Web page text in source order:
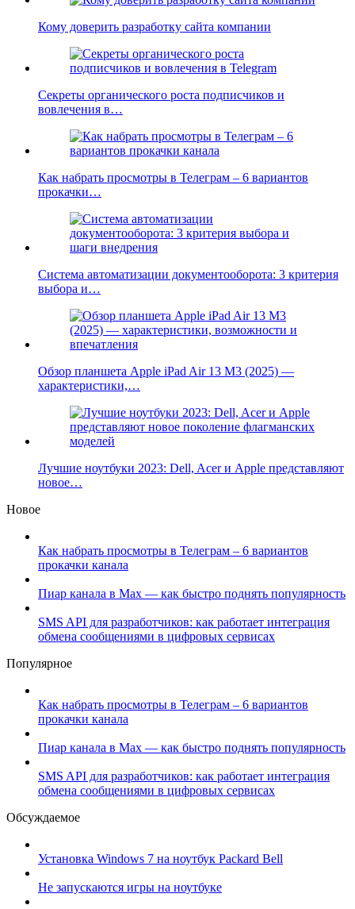
Кому доверить разработку сайта компании
Секреты органического роста подписчиков и
вовлечения в…
Как набрать просмотры в Телеграм – 6 вариантов
прокачки…
Система автоматизации документооборота: 3 критерия
выбора и…
Обзор планшета Apple iPad Air 13 M3 (2025) —
характеристики,…
Лучшие ноутбуки 2023: Dell, Acer и Apple представляют
новое…
Новое
Как набрать просмотры в Телеграм – 6 вариантов
прокачки канала
Пиар канала в Max — как быстро поднять популярность
SMS API для разработчиков: как работает интеграция
обмена сообщениями в цифровых сервисах
Популярное
Как набрать просмотры в Телеграм – 6 вариантов
прокачки канала
Пиар канала в Max — как быстро поднять популярность
SMS API для разработчиков: как работает интеграция
обмена сообщениями в цифровых сервисах
Обсуждаемое
Установка Windows 7 на ноутбук Packard Bell
Не запускаются игры на ноутбуке